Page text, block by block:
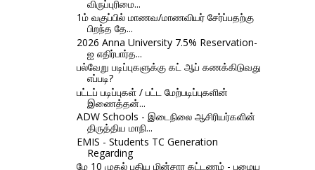
விருப்புரிமை...
1ம் வகுப்பில் மாணவ/மாணவியர் சேர்ப்பதற்கு
பிறந்த தே...
2026 Anna University 7.5% Reservation-
ஐ எதிர்பார்த...
பல்வேறு படிப்புகளுக்கு கட் ஆப் கணக்கிடுவது
எப்படி?
பட்டப் படிப்புகள் / பட்ட மேற்படிப்புகளின்
இணைத்தன்...
ADW Schools - இடைநிலை ஆசிரியர்களின்
திருத்திய மாநி...
EMIS - Students TC Generation
Regarding
மே 10 முதல் புதிய மின்சார கட்டணம் - பழைய